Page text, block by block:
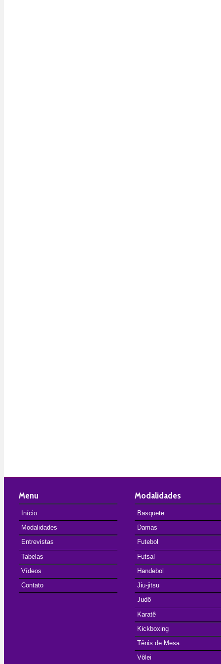
Menu
Início
Modalidades
Entrevistas
Tabelas
Vídeos
Contato
Modalidades
Basquete
Damas
Futebol
Futsal
Handebol
Jiu-jitsu
Judô
Karatê
Kickboxing
Tênis de Mesa
Vôlei